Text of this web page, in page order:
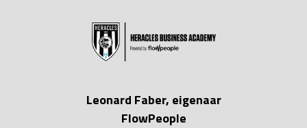
Leonard Faber, eigenaar
FlowPeople